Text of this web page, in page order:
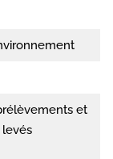
et